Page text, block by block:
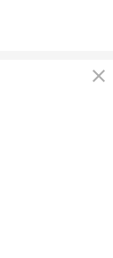
close